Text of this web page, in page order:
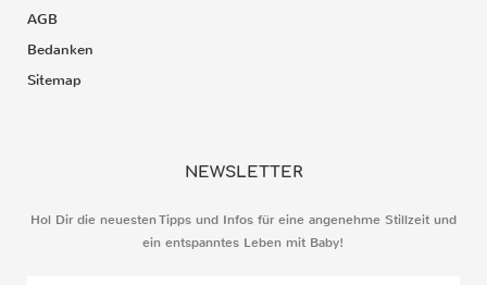
AGB
Bedanken
Sitemap
NEWSLETTER
Hol Dir die neuesten Tipps und Infos für eine angenehme Stillzeit und
ein entspanntes Leben mit Baby!